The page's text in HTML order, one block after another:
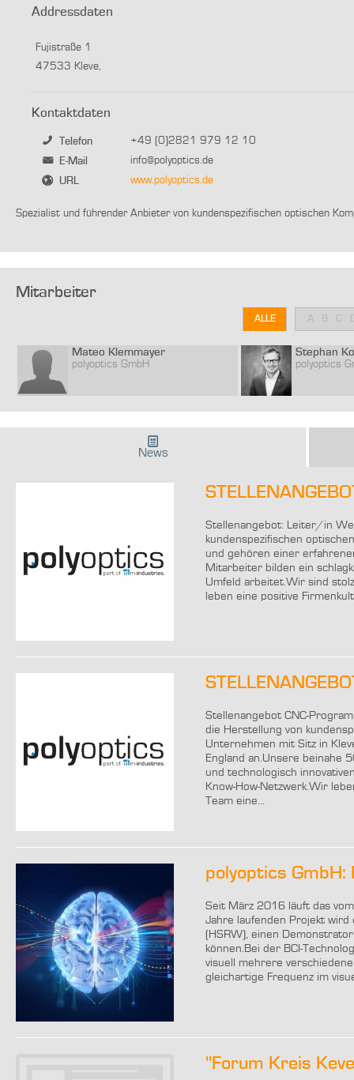
Addressdaten
Fujistraße 1
47533 Kleve,
Kontaktdaten
Telefon
+49 (0)2821 979 12 10
E-Mail
info@polyoptics.de
URL
www.polyoptics.de
Spezialist und führender Anbieter von kundenspezifischen optischen
Mitarbeiter
ALLE A B C
Mateo Klemmayer
polyoptics GmbH
Stephan
polyoptics
News
Stellenangebot: Leiter/in
kundenspezifischen
und gehören einer
Mitarbeiter bilden ein
Umfeld arbeitet.Wir sind
leben eine positive
Stellenangebot CNC-
die Herstellung von
Unternehmen mit Sitz in
England an.Unsere beinahe
und technologisch
Know-How-Netzwerk.Wir
Team eine...
polyoptics GmbH:
Seit März 2016 läuft das
Jahre laufenden Projekt wird
(HSRW), einen
können.Bei der BCI-
visuell mehrere
gleichartige Frequenz im
"Forum Kreis